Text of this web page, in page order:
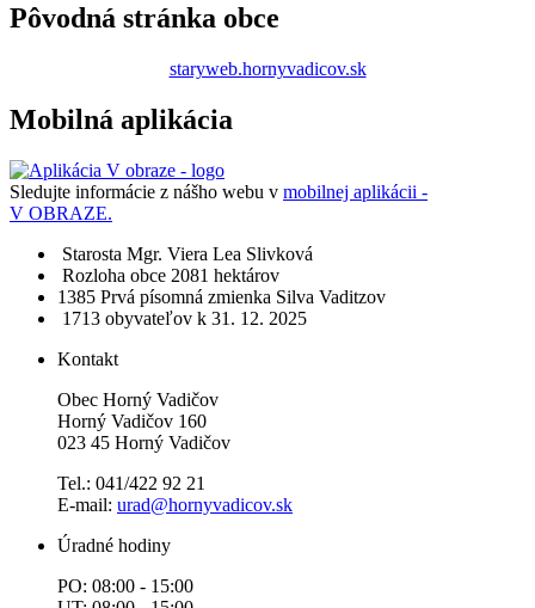
Pôvodná stránka obce
staryweb.hornyvadicov.sk
Mobilná aplikácia
Sledujte informácie z nášho webu v mobilnej aplikácii -
V OBRAZE.
Starosta Mgr. Viera Lea Slivková
Rozloha obce 2081 hektárov
1385​ Prvá písomná zmienka Silva Vaditzov
1713 obyvateľov k 31. 12. 2025
Kontakt
Obec Horný Vadičov
Horný Vadičov 160
023 45 Horný Vadičov
Tel.: 041/422 92 21
E-mail: urad@hornyvadicov.sk
Úradné hodiny
PO: 08:00 - 15:00